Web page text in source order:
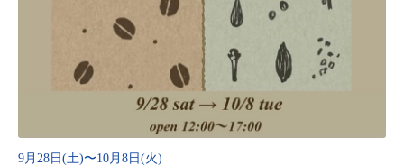
9月28日(土)〜10月8日(火)